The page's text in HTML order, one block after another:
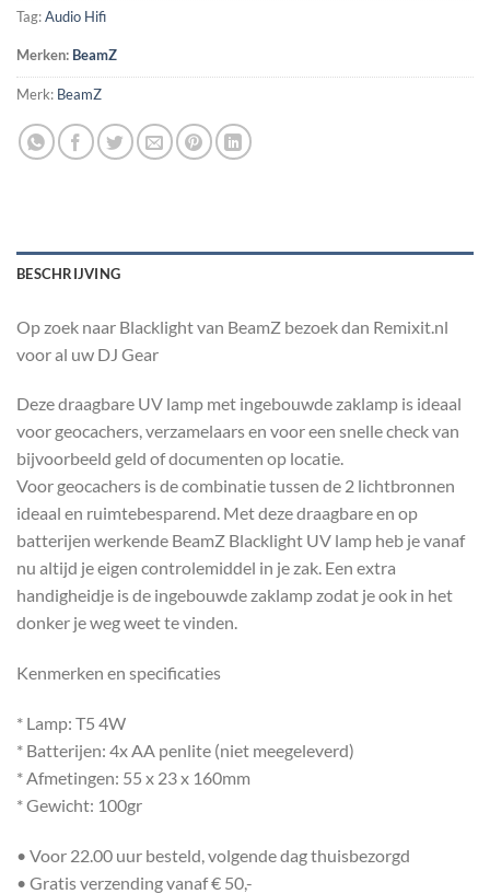
Tag:Audio Hifi
Merken: BeamZ
Merk: BeamZ
BESCHRIJVING
Op zoek naar Blacklight van BeamZ bezoek dan Remixit.nl
voor al uw DJ Gear
Deze draagbare UV lamp met ingebouwde zaklamp is ideaal
voor geocachers, verzamelaars en voor een snelle check van
bijvoorbeeld geld of documenten op locatie.
Voor geocachers is de combinatie tussen de 2 lichtbronnen
ideaal en ruimtebesparend. Met deze draagbare en op
batterijen werkende BeamZ Blacklight UV lamp heb je vanaf
nu altijd je eigen controlemiddel in je zak. Een extra
handigheidje is de ingebouwde zaklamp zodat je ook in het
donker je weg weet te vinden.
Kenmerken en specificaties
* Lamp: T5 4W
* Batterijen: 4x AA penlite (niet meegeleverd)
* Afmetingen: 55 x 23 x 160mm
* Gewicht: 100gr
• Voor 22.00 uur besteld, volgende dag thuisbezorgd
• Gratis verzending vanaf € 50,-